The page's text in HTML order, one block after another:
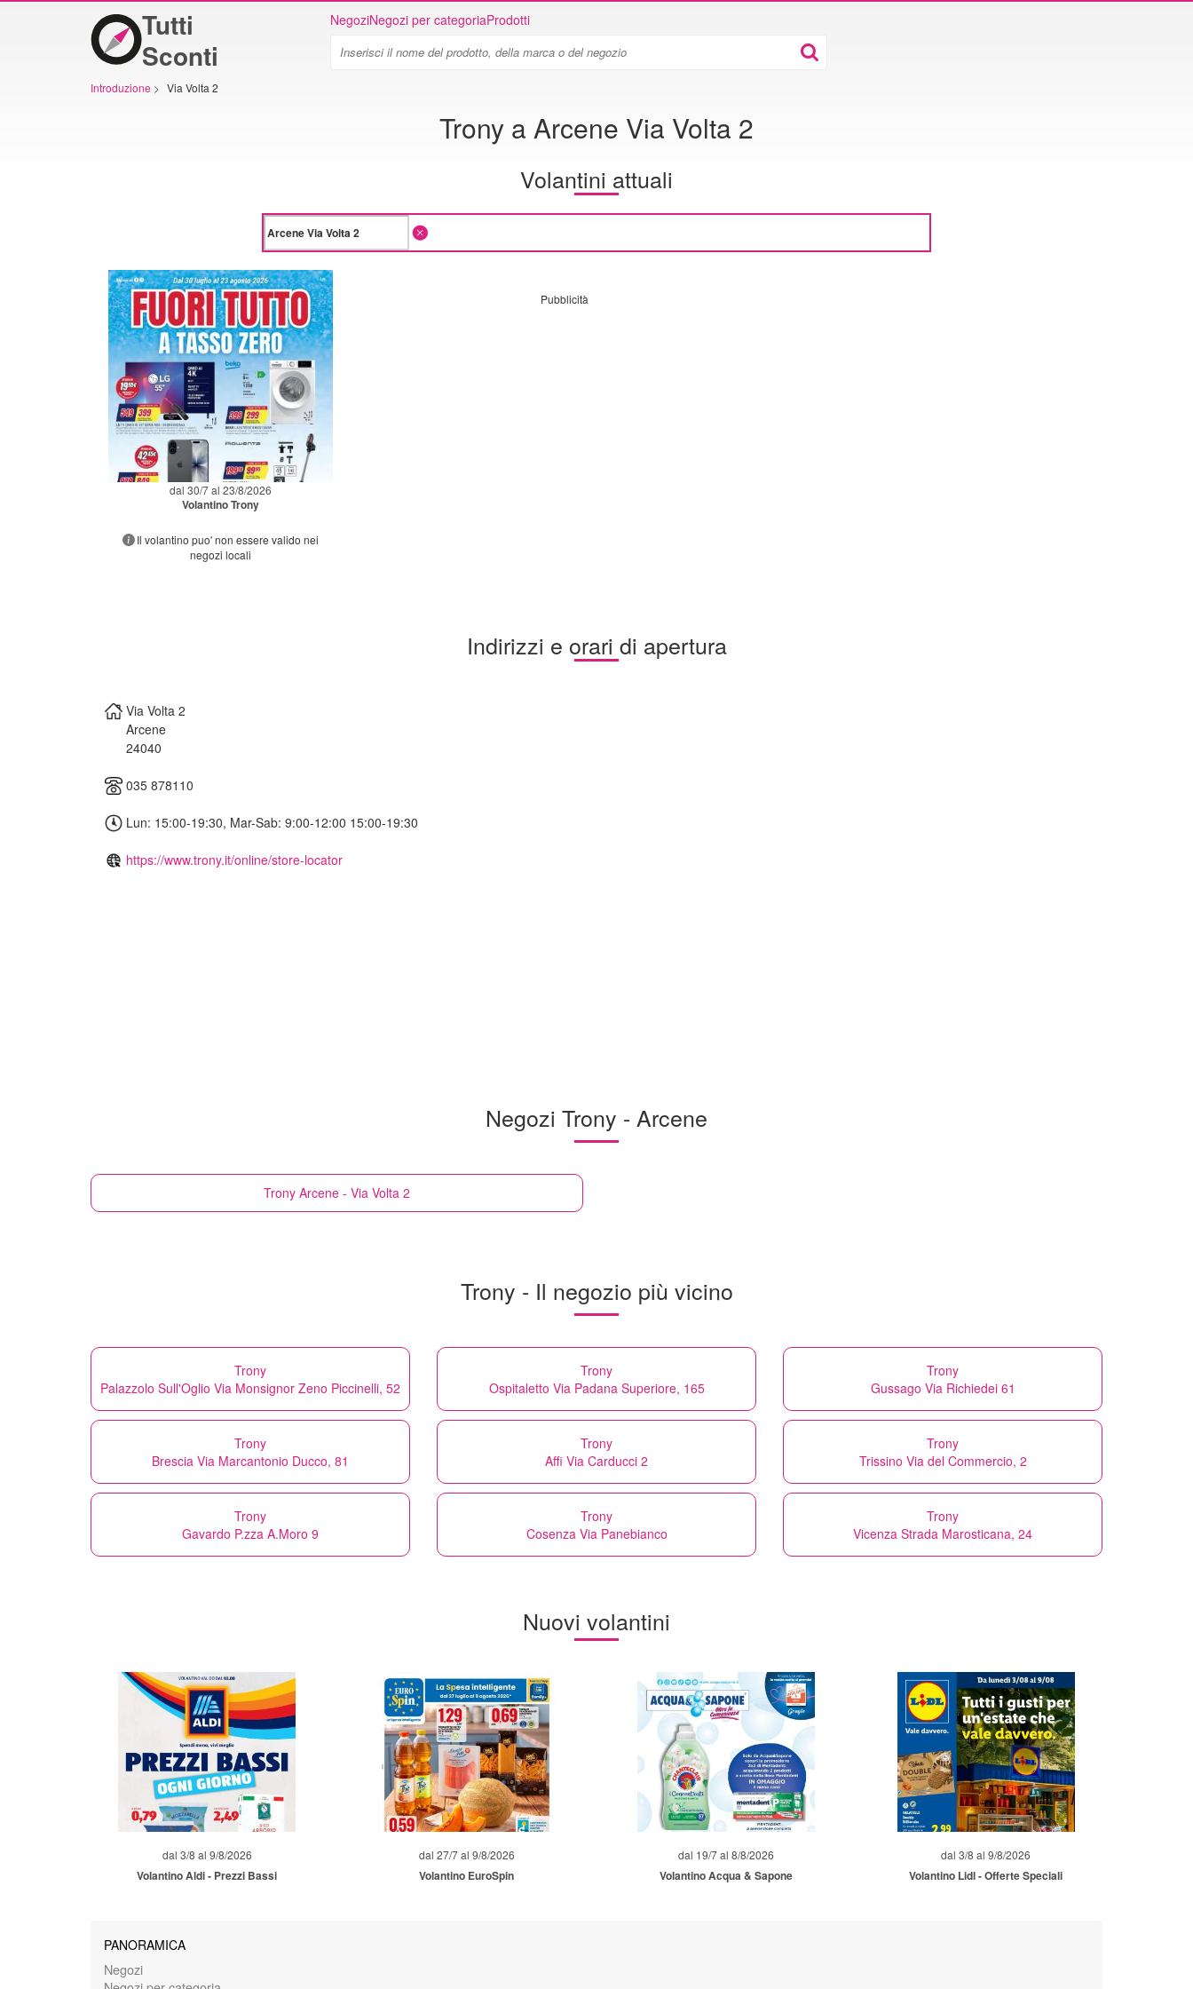
Tutti
Sconti
NegoziNegozi per categoriaProdotti
Introduzione > Via Volta 2
Trony a Arcene Via Volta 2
Volantini attuali
dal 30/7 al 23/8/2026
Volantino Trony
Il volantino puo' non essere valido nei
negozi locali
Pubblicità
Indirizzi e orari di apertura
Via Volta 2
Arcene
24040
035 878110
Lun: 15:00-19:30, Mar-Sab: 9:00-12:00 15:00-19:30
https://www.trony.it/online/store-locator
Negozi Trony - Arcene
Trony Arcene - Via Volta 2
Trony - Il negozio più vicino
Trony
Palazzolo Sull'Oglio Via Monsignor Zeno Piccinelli, 52
Trony
Ospitaletto Via Padana Superiore, 165
Trony
Gussago Via Richiedei 61
Trony
Brescia Via Marcantonio Ducco, 81
Trony
Affi Via Carducci 2
Trony
Trissino Via del Commercio, 2
Trony
Gavardo P.zza A.Moro 9
Trony
Cosenza Via Panebianco
Trony
Vicenza Strada Marosticana, 24
Nuovi volantini
dal 3/8 al 9/8/2026
Volantino Aldi - Prezzi Bassi
dal 27/7 al 9/8/2026
Volantino EuroSpin
dal 19/7 al 8/8/2026
Volantino Acqua & Sapone
dal 3/8 al 9/8/2026
Volantino Lidl - Offerte Speciali
PANORAMICA
Negozi